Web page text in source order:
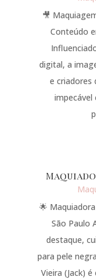
🎥
Conteúdo
digital, a
e criadores
impecável
🌟
São Paulo
destaque,
para pele
Vieira (Jack)